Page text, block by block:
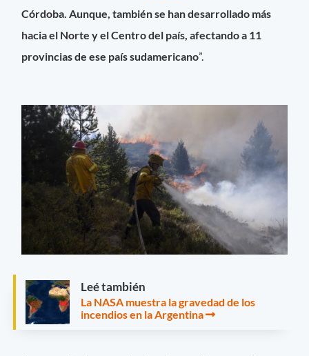
Córdoba. Aunque, también se han desarrollado más
hacia el Norte y el Centro del país, afectando a 11
provincias de ese país sudamericano”.
Leé también
La NASA muestra la gravedad de los
incendios en la Argentina